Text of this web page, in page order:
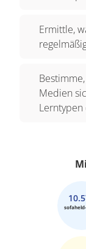
Ermittle,
Medien
Lerntypen